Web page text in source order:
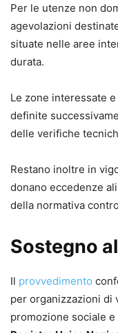
Per le utenze non
agevolazioni
situate nelle aree
durata.
Le zone interessate
definite
delle verifiche
Restano inoltre in
donano eccedenze
della normativa
Sostegno
Il provvedimento
per organizzazioni di
promozione sociale